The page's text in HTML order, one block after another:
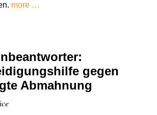
more …
gegen
Abmahnung